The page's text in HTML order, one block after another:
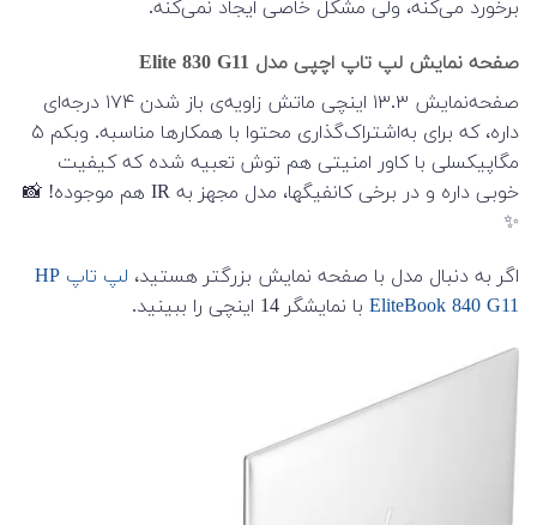
برخورد می‌کنه، ولی مشکل خاصی ایجاد نمی‌کنه.
صفحه نمایش لپ تاپ اچپی مدل Elite 830 G11
صفحه‌نمایش ۱۳.۳ اینچی ماتش زاویه‌ی باز شدن ۱۷۴ درجه‌ای
داره، که برای به‌اشتراک‌گذاری محتوا با همکارها مناسبه. وبکم ۵
مگاپیکسلی با کاور امنیتی هم توش تعبیه شده که کیفیت
خوبی داره و در برخی کانفیگها، مدل مجهز به IR هم موجوده! 📸
✨
اگر به دنبال مدل با صفحه نمایش بزرگتر هستید،
لپ تاپ HP
EliteBook 840 G11 با نمایشگر 14 اینچی را ببینید.